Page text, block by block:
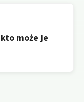
może je